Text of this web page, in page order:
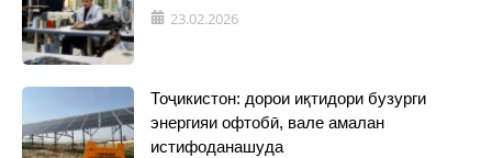
23.02.2026
Тоҷикистон: дорои иқтидори бузурги
энергияи офтобӣ, вале амалан
истифоданашуда